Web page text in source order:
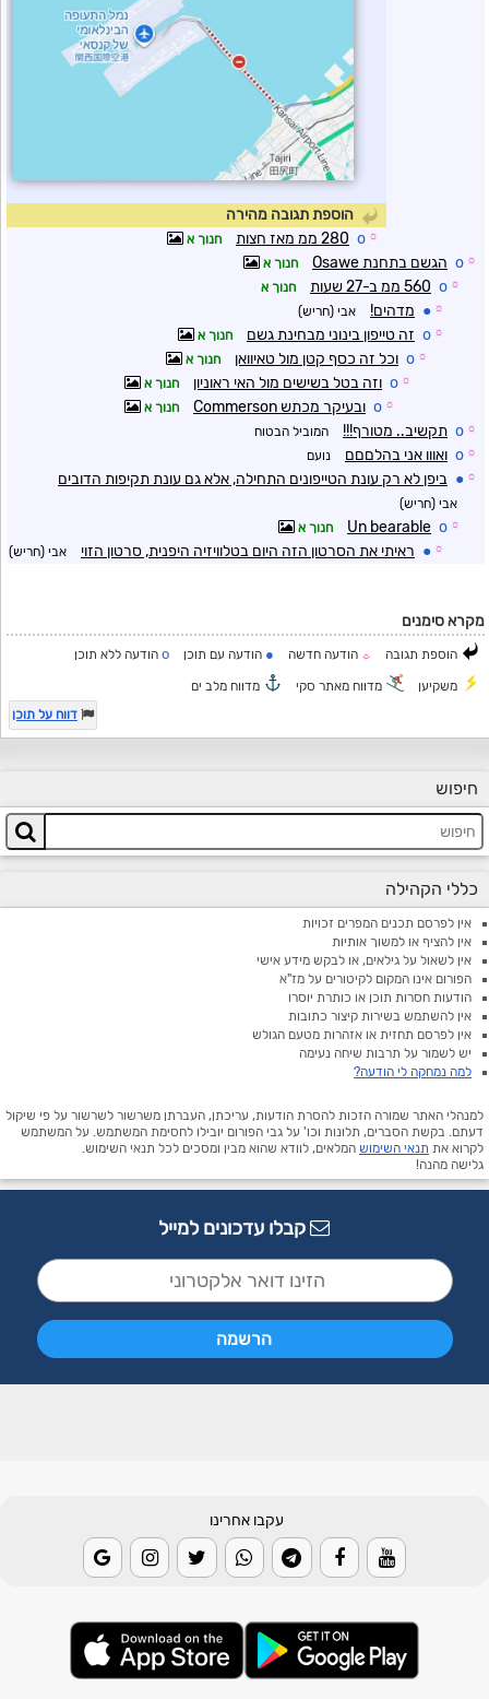
הוספת תגובה מהירה
☼
o 280 ממ מאז חצות חנוך א
☼
o הגשם בתחנת Osawe חנוך א
☼
o 560 ממ ב-27 שעות חנוך א
☼
● מדהים! אבי (חריש)
☼
o זה טייפון בינוני מבחינת גשם חנוך א
☼
o וכל זה כסף קטן מול טאיוואן חנוך א
☼
o וזה בטל בשישים מול האי ראוניון חנוך א
☼
o ובעיקר מכתש Commerson חנוך א
☼
o תקשיב.. מטורף!!! המוביל הבטוח
☼
o ואווו אני בהלםםם נועם
☼
● ביפן לא רק עונת הטייפונים התחילה, אלא גם עונת תקיפות הדובים
אבי (חריש)
☼
o
Un bearable חנוך א
☼
● ראיתי את הסרטון הזה היום בטלוויזיה היפנית, סרטון הזוי אבי (חריש)
מקרא סימנים
הוספת תגובה ☼ הודעה חדשה ● הודעה עם תוכן o הודעה ללא תוכן
משקיען מדווח מאתר סקי
מדווח מלב ים
דווח על תוכן
חיפוש
כללי הקהילה
אין לפרסם תכנים המפרים זכויות
אין להציף או למשוך אותיות
אין לשאול על גילאים, או לבקש מידע אישי
הפורום אינו המקום לקיטורים על מז"א
הודעות חסרות תוכן או כותרת יוסרו
אין להשתמש בשירות קיצור כתובות
אין לפרסם תחזית או אזהרות מטעם הגולש
יש לשמור על תרבות שיחה נעימה
למה נמחקה לי הודעה?
למנהלי האתר שמורה הזכות להסרת הודעות, עריכתן, העברתן משרשור לשרשור על פי שיקול
דעתם. בקשת הסברים, תלונות וכו' על גבי הפורום יובילו לחסימת המשתמש. על המשתמש
לקרוא את תנאי השימוש המלאים, לוודא שהוא מבין ומסכים לכל תנאי השימוש.
גלישה מהנה!
קבלו עדכונים למייל
עקבו אחרינו